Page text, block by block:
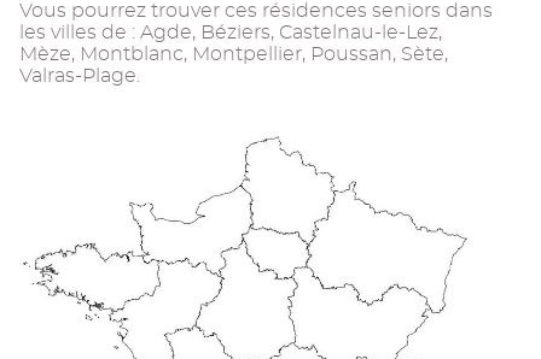
Vous pourrez trouver ces résidences seniors dans
les villes de : Agde, Béziers, Castelnau-le-Lez,
Mèze, Montblanc, Montpellier, Poussan, Sète,
Valras-Plage.